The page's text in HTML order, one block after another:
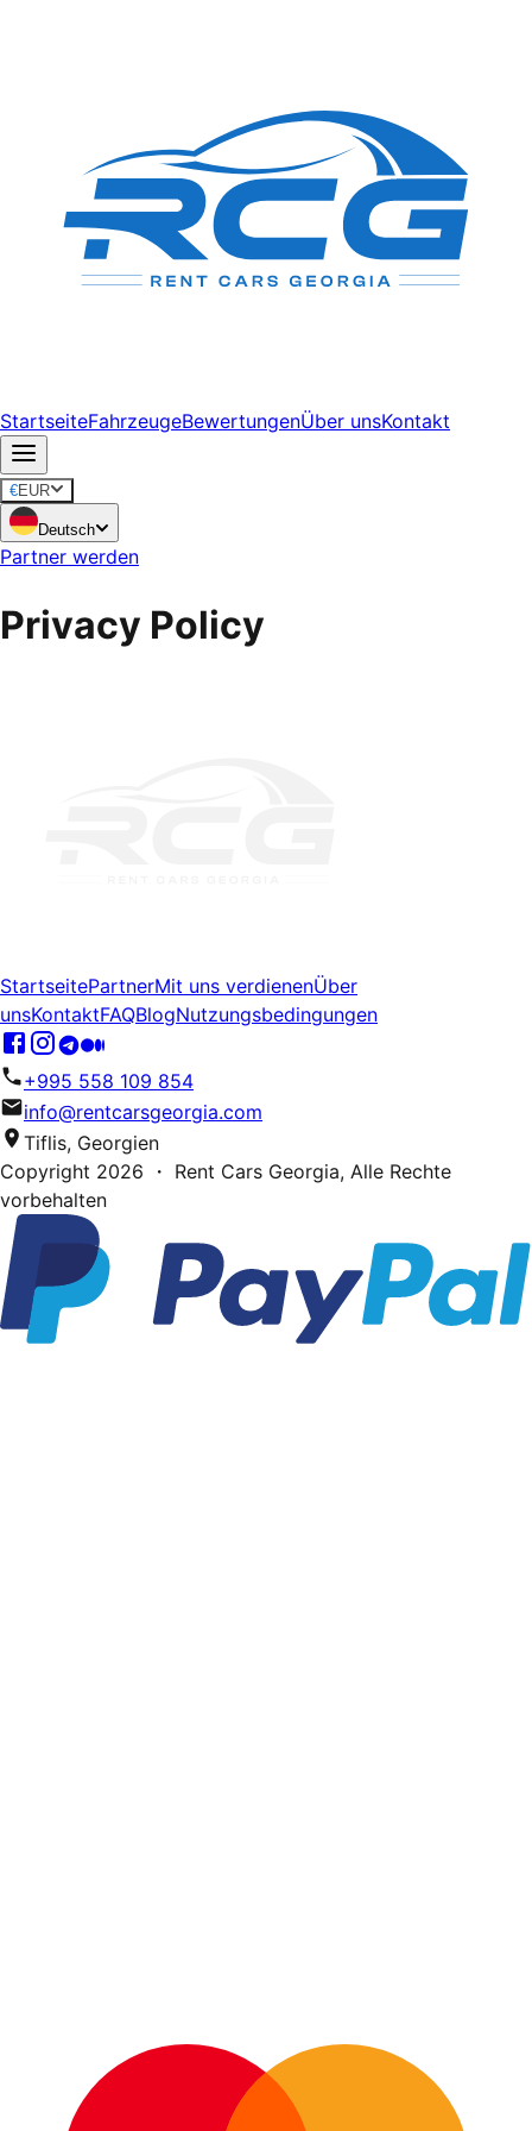
StartseiteFahrzeugeBewertungenÜber unsKontakt
€EUR
Deutsch
Partner werden
Privacy Policy
StartseitePartnerMit uns verdienenÜber
unsKontaktFAQBlogNutzungsbedingungen
+995 558 109 854
info@rentcarsgeorgia.com
Tiflis, Georgien
Copyright 2026 ・ Rent Cars Georgia, Alle Rechte
vorbehalten